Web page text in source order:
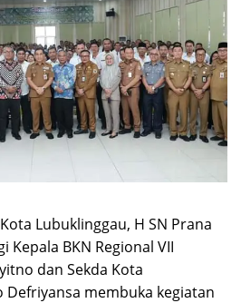
Lubuklinggau, H SN Prana
Kepala BKN Regional VII
dan Sekda Kota
Defriyansa membuka kegiatan